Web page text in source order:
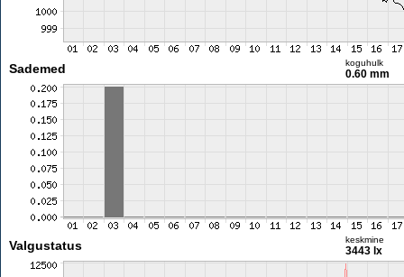
Sademed koguhulk
0.60 mm
Valgustatus keskmine
3443 lx